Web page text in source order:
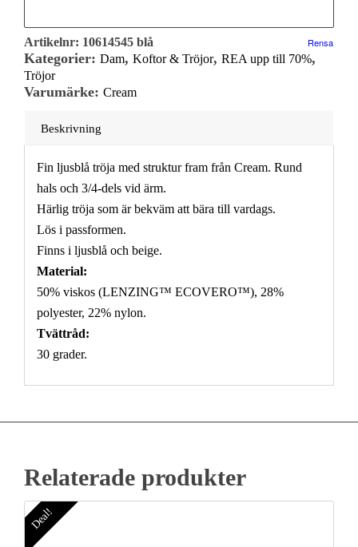
Rensa
Artikelnr: 10614545 blå
Kategorier: Dam, Koftor & Tröjor, REA upp till 70%,
Tröjor
Varumärke: Cream
Beskrivning
Fin ljusblå tröja med struktur fram från Cream. Rund
hals och 3/4-dels vid ärm.
Härlig tröja som är bekväm att bära till vardags.
Lös i passformen.
Finns i ljusblå och beige.
Material:
50% viskos (LENZING™ ECOVERO™), 28%
polyester, 22% nylon.
Tvättråd:
30 grader.
Relaterade produkter
Deal!